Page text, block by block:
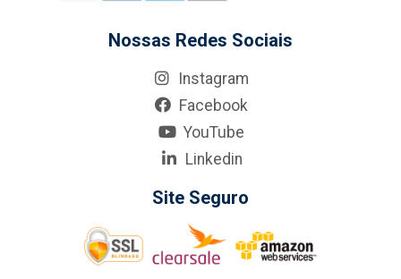
Nossas Redes Sociais
Instagram
Facebook
YouTube
Linkedin
Site Seguro